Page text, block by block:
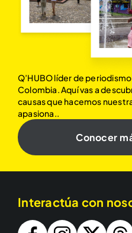
Q’HUBO líder de
Colombia. Aquí vas a
causas que hacemos
apasiona..
Conocer
Interactúa con